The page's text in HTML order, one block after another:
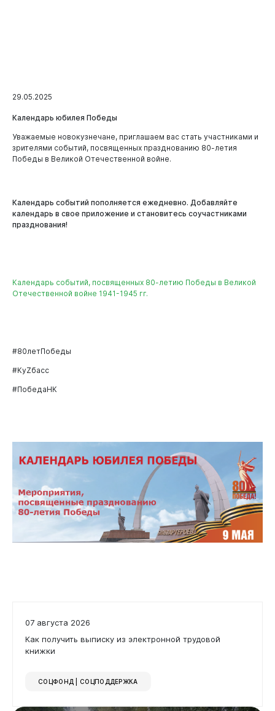
29.05.2025
Календарь юбилея Победы
Уважаемые новокузнечане, приглашаем вас стать участниками и
зрителями событий, посвященных празднованию 80-летия
Победы в Великой Отечественной войне.
Календарь событий пополняется ежедневно. Добавляйте
календарь в свое приложение и становитесь соучастниками
празднования!
Календарь событий, посвященных 80-летию Победы в Великой
Отечественной войне 1941-1945 гг.
#80летПобеды
#КуZбасс
#ПобедаНК
07 августа 2026
Как получить выписку из электронной трудовой
книжки
СОЦФОНД | СОЦПОДДЕРЖКА